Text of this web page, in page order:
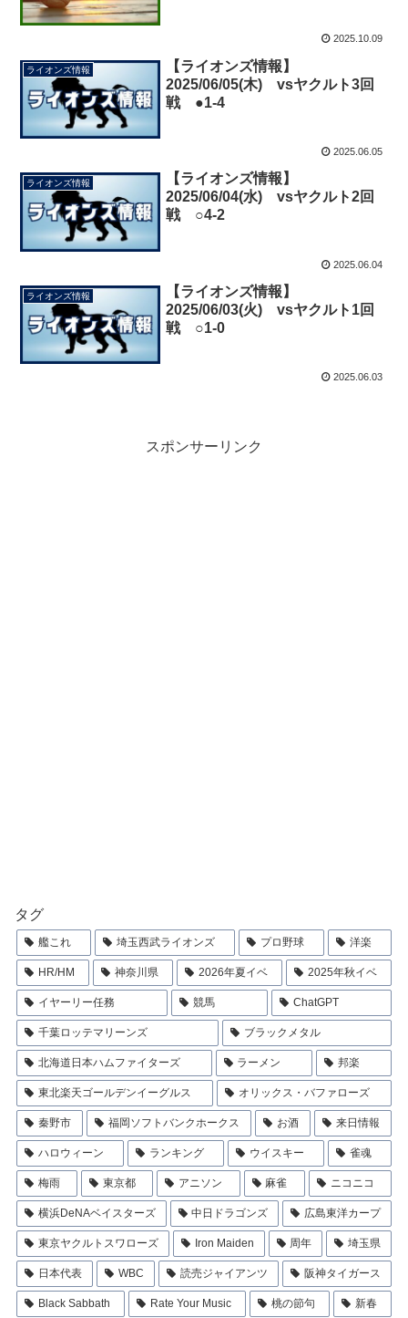
2025.10.09
ライオンズ情報
【ライオンズ情報】
2025/06/05(木) vsヤクルト3回
戦 ●1-4
2025.06.05
ライオンズ情報
【ライオンズ情報】
2025/06/04(水) vsヤクルト2回
戦 ○4-2
2025.06.04
ライオンズ情報
【ライオンズ情報】
2025/06/03(火) vsヤクルト1回
戦 ○1-0
2025.06.03
スポンサーリンク
タグ
艦これ 埼玉西武ライオンズ プロ野球 洋楽
HR/HM 神奈川県 2026年夏イベ 2025年秋イベ
イヤーリー任務 競馬 ChatGPT
千葉ロッテマリーンズ ブラックメタル
北海道日本ハムファイターズ ラーメン 邦楽
東北楽天ゴールデンイーグルス オリックス・バファローズ
秦野市 福岡ソフトバンクホークス お酒 来日情報
ハロウィーン ランキング ウイスキー 雀魂
梅雨 東京都 アニソン 麻雀 ニコニコ
横浜DeNAベイスターズ 中日ドラゴンズ 広島東洋カープ
東京ヤクルトスワローズ Iron Maiden 周年 埼玉県
日本代表 WBC 読売ジャイアンツ 阪神タイガース
Black Sabbath Rate Your Music 桃の節句 新春